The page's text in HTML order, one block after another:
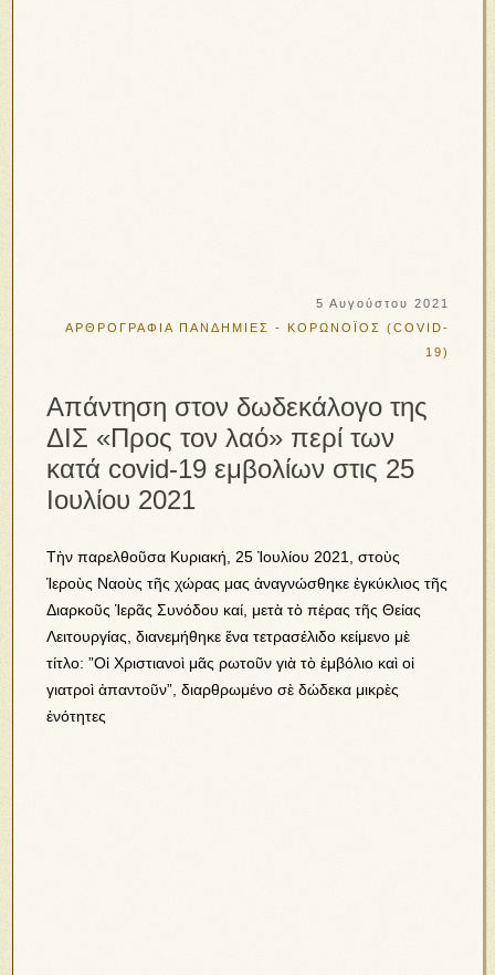
5 Αυγούστου 2021
ΑΡΘΡΟΓΡΑΦΙΑ ΠΑΝΔΗΜΙΕΣ - ΚΟΡΩΝΟΪΟΣ (COVID-
19)
Απάντηση στον δωδεκάλογο της
ΔΙΣ «Προς τον λαό» περί των
κατά covid-19 εμβολίων στις 25
Ιουλίου 2021
Τὴν παρελθοῦσα Κυριακή, 25 Ἰουλίου 2021, στοὺς
Ἱεροὺς Ναοὺς τῆς χώρας μας ἀναγνώσθηκε ἐγκύκλιος τῆς
Διαρκοῦς Ἱερᾶς Συνόδου καί, μετὰ τὸ πέρας τῆς Θείας
Λειτουργίας, διανεμήθηκε ἕνα τετρασέλιδο κείμενο μὲ
τίτλο: ”Οἱ Χριστιανοὶ μᾶς ρωτοῦν γιὰ τὸ ἐμβόλιο καὶ οἱ
γιατροὶ ἀπαντοῦν”, διαρθρωμένο σὲ δώδεκα μικρὲς
ἑνότητες